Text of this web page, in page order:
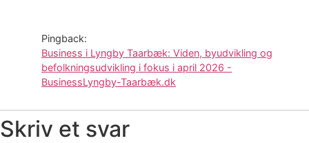
Pingback:
Business i Lyngby Taarbæk: Viden, byudvikling og
befolkningsudvikling i fokus i april 2026 -
BusinessLyngby-Taarbæk.dk
Skriv et svar